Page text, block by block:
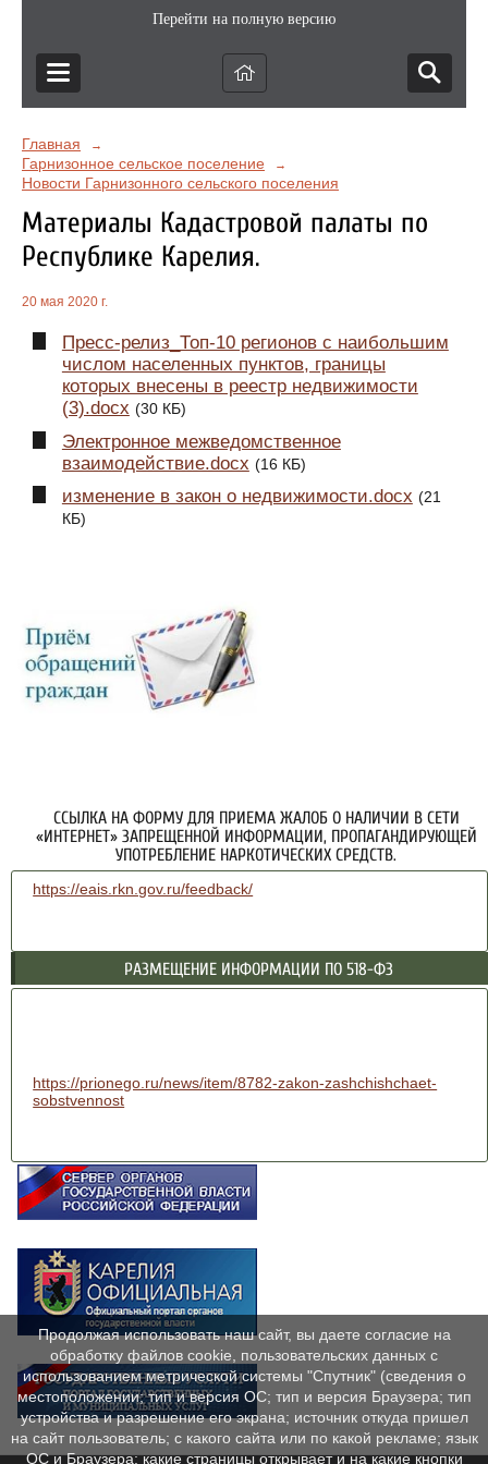
Перейти на полную версию
Главная →
Гарнизонное сельское поселение →
Новости Гарнизонного сельского поселения
Материалы Кадастровой палаты по
Республике Карелия.
20 мая 2020 г.
Пресс-релиз_Топ-10 регионов с наибольшим
числом населенных пунктов, границы
которых внесены в реестр недвижимости
(3).docx (30 КБ)
Электронное межведомственное
взаимодействие.docx (16 КБ)
изменение в закон о недвижимости.docx (21
КБ)
ССЫЛКА НА ФОРМУ ДЛЯ ПРИЕМА ЖАЛОБ О НАЛИЧИИ В СЕТИ
«ИНТЕРНЕТ» ЗАПРЕЩЕННОЙ ИНФОРМАЦИИ, ПРОПАГАНДИРУЮЩЕЙ
УПОТРЕБЛЕНИЕ НАРКОТИЧЕСКИХ СРЕДСТВ.
https://eais.rkn.gov.ru/feedback/
РАЗМЕЩЕНИЕ ИНФОРМАЦИИ ПО 518-ФЗ
https://prionego.ru/news/item/8782-zakon-zashchishchaet-
sobstvennost
Продолжая использовать наш сайт, вы даете согласие на
обработку файлов cookie, пользовательских данных с
использованием метрической системы "Спутник" (сведения о
местоположении; тип и версия ОС; тип и версия Браузера; тип
устройства и разрешение его экрана; источник откуда пришел
на сайт пользователь; с какого сайта или по какой рекламе; язык
ОС и Браузера; какие страницы открывает и на какие кнопки